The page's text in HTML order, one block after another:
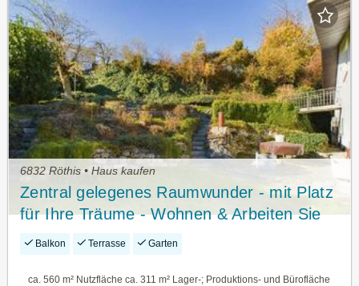
6832 Röthis • Haus kaufen
Zentral gelegenes Raumwunder - mit Platz
für Ihre Träume - Wohnen & Arbeiten Sie
mitten im Vorderland & genießen Sie Ihr
Balkon Terrasse Garten
ca. 560 m² Nutzfläche ca. 311 m² Lager-; Produktions- und Bürofläche